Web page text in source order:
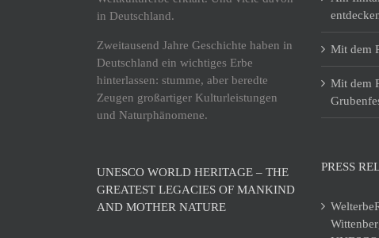
in Deutschland.
Zweitausend Jahre Geschichte haben in
Deutschland ein wichtiges Erbe
hinterlassen: stumme, aber beredte
Zeugen großartiger Kulturleistungen
und Naturphänomene.
UNESCO WORLD HERITAGE – THE
GREATEST LEGACIES OF MANKIND
AND MOTHER NATURE
Mit dem
Mit dem
PRESS